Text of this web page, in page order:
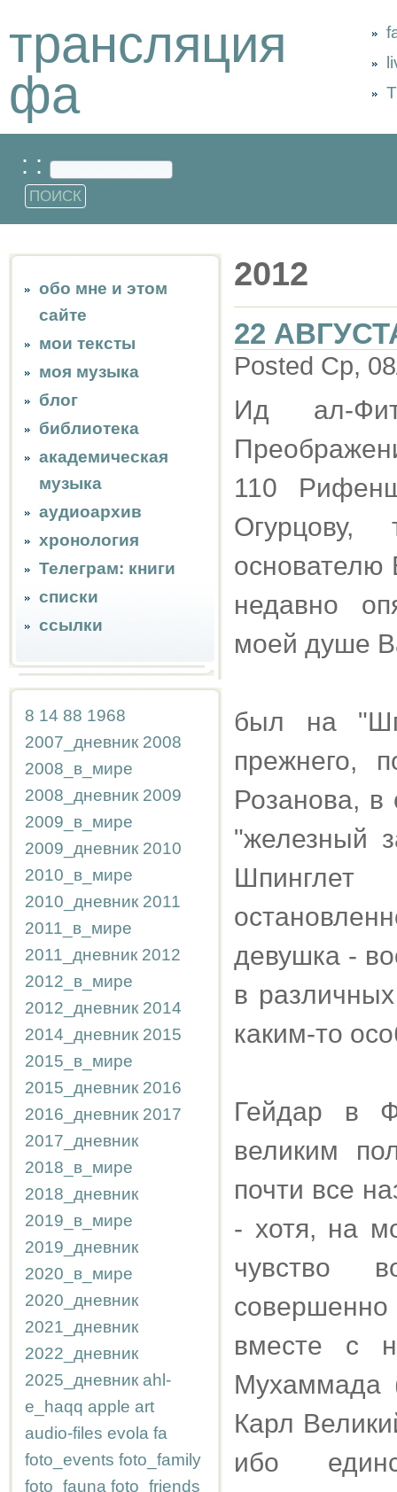
трансляция
фа
: :
обо мне и этом
сайте
мои тексты
моя музыка
блог
библиотека
академическая
музыка
аудиоархив
хронология
Телеграм: книги
списки
ссылки
8 14 88 1968
2007_дневник 2008
2008_в_мире
2008_дневник 2009
2009_в_мире
2009_дневник 2010
2010_в_мире
2010_дневник 2011
2011_в_мире
2011_дневник 2012
2012_в_мире
2012_дневник 2014
2014_дневник 2015
2015_в_мире
2015_дневник 2016
2016_дневник 2017
2017_дневник
2018_в_мире
2018_дневник
2019_в_мире
2019_дневник
2020_в_мире
2020_дневник
2021_дневник
2022_дневник
2025_дневник ahl-
e_haqq apple art
audio-files evola fa
foto_events foto_family
foto_fauna foto_friends
2012
22
Posted Ср,
Ид ал-
110
основателю
недавно
моей душе
был на
прежнего,
Розанова, в
"железный
девушка -
в
каким-то
Гейдар в
великим
почти все
- хотя, на
чувство
вместе с
Мухаммада
Карл
ибо